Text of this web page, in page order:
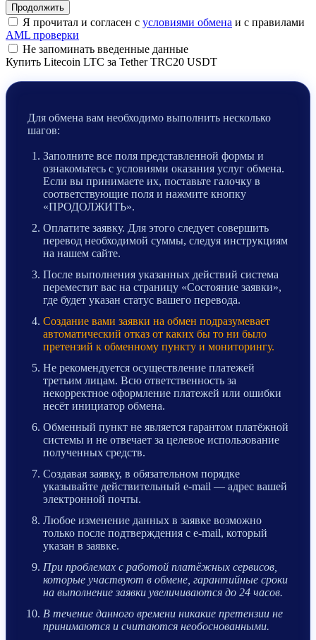
Я прочитал и согласен с условиями обмена и с правилами
AML проверки
Не запоминать введенные данные
Купить Litecoin LTC за Tether TRC20 USDT
Для обмена вам необходимо выполнить несколько
шагов:
Заполните все поля представленной формы и
ознакомьтесь с условиями оказания услуг обмена.
Если вы принимаете их, поставьте галочку в
соответствующие поля и нажмите кнопку
«ПРОДОЛЖИТЬ».
Оплатите заявку. Для этого следует совершить
перевод необходимой суммы, следуя инструкциям
на нашем сайте.
После выполнения указанных действий система
переместит вас на страницу «Состояние заявки»,
где будет указан статус вашего перевода.
Создание вами заявки на обмен подразумевает
автоматический отказ от каких бы то ни было
претензий к обменному пункту и мониторингу.
Не рекомендуется осуществление платежей
третьим лицам. Всю ответственность за
некорректное оформление платежей или ошибки
несёт инициатор обмена.
Обменный пункт не является гарантом платёжной
системы и не отвечает за целевое использование
полученных средств.
Создавая заявку, в обязательном порядке
указывайте действительный e-mail — адрес вашей
электронной почты.
Любое изменение данных в заявке возможно
только после подтверждения с e-mail, который
указан в заявке.
При проблемах с работой платёжных сервисов,
которые участвуют в обмене, гарантийные сроки
на выполнение заявки увеличиваются до 24 часов.
В течение данного времени никакие претензии не
принимаются и считаются необоснованными.